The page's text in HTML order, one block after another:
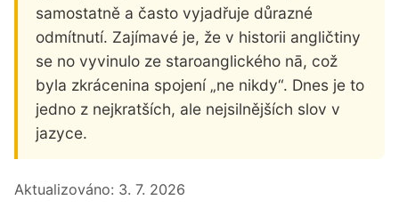
samostatně a často vyjadřuje důrazné
odmítnutí. Zajímavé je, že v historii angličtiny
se no vyvinulo ze staroanglického nā, což
byla zkrácenina spojení „ne nikdy“. Dnes je to
jedno z nejkratších, ale nejsilnějších slov v
jazyce.
Aktualizováno: 3. 7. 2026